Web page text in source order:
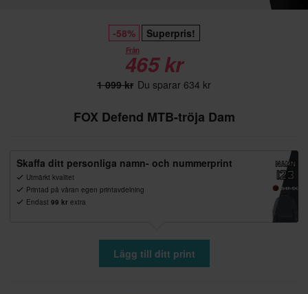
-58% Superpris!
Från
465 kr
1 099 kr Du sparar 634 kr
FOX Defend MTB-tröja Dam
Skaffa ditt personliga namn- och nummerprint
Utmärkt kvalitet
Printad på våran egen printavdelning
Endast 99 kr extra
Lägg till ditt print